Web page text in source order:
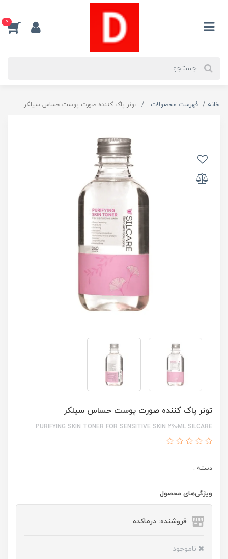
0
خانه فهرست محصولات تونر پاک کننده صورت پوست حساس سیلکر
تونر پاک کننده صورت پوست حساس سیلکر
PURIFYING SKIN TONER FOR SENSITIVE SKIN 260ML SILCARE
دسته :
ویژگی‌های محصول
فروشنده: درماکده
ناموجود